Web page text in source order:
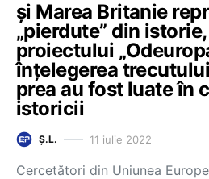
și Marea Britanie
„pierdute” din
proiectului
înțelegerea
prea au fost luate în
istoricii
Ș.L. 11 iulie 2022
Cercetători din Uniunea